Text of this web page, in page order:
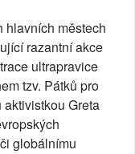
hlavních městech
razantní akce
ultrapravice
tzv. Pátků pro
Greta
globálnímu